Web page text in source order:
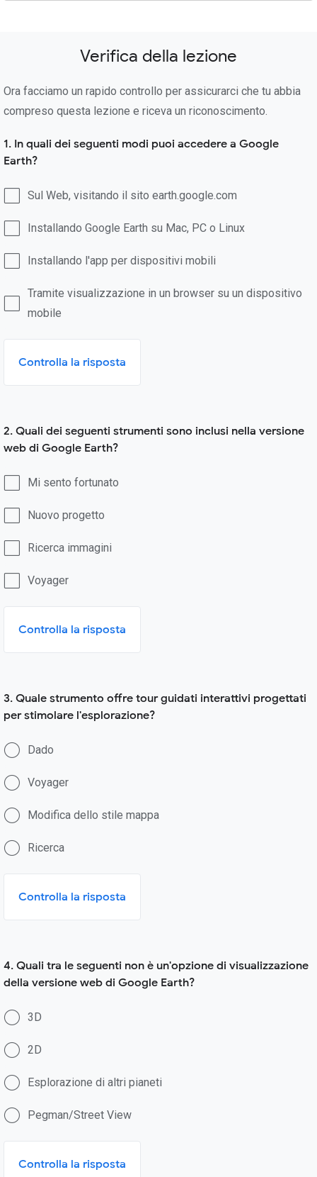
Verifica della lezione
Ora facciamo un rapido controllo per assicurarci che tu abbia
compreso questa lezione e riceva un riconoscimento.
1. In quali dei seguenti modi puoi accedere a Google
Earth?
Sul Web, visitando il sito earth.google.com
Installando Google Earth su Mac, PC o Linux
Installando l'app per dispositivi mobili
Tramite visualizzazione in un browser su un dispositivo
mobile
Controlla la risposta
2. Quali dei seguenti strumenti sono inclusi nella versione
web di Google Earth?
Mi sento fortunato
Nuovo progetto
Ricerca immagini
Voyager
Controlla la risposta
3. Quale strumento offre tour guidati interattivi progettati
per stimolare l'esplorazione?
Dado
Voyager
Modifica dello stile mappa
Ricerca
Controlla la risposta
4. Quali tra le seguenti non è un'opzione di visualizzazione
della versione web di Google Earth?
3D
2D
Esplorazione di altri pianeti
Pegman/Street View
Controlla la risposta